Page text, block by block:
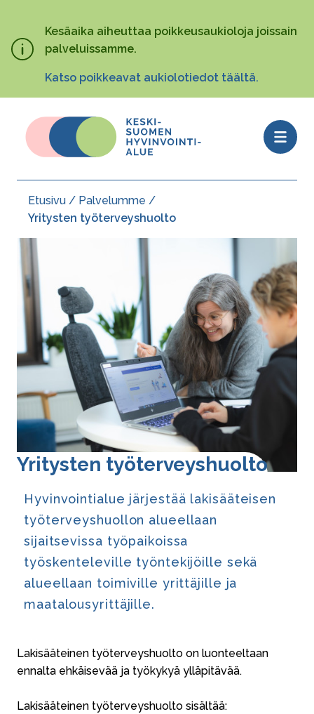
pääsisältöönKesäaika aiheuttaa poikkeusaukioloja joissain
palveluissamme.
Katso poikkeavat aukiolotiedot täältä.
Open
menu
Murupolku
Etusivu
Palvelumme
Yritysten työterveyshuolto
Yritysten työ­ter­veys­huol­to
Hyvinvointialue järjestää lakisääteisen
työterveyshuollon alueellaan
sijaitsevissa työpaikoissa
työskenteleville työntekijöille sekä
alueellaan toimiville yrittäjille ja
maatalousyrittäjille.
Lakisääteinen työterveyshuolto on luonteeltaan
ennalta ehkäisevää ja työkykyä ylläpitävää.
Lakisääteinen työterveyshuolto sisältää: